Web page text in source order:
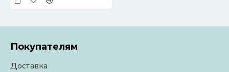
Покупателям
Доставка